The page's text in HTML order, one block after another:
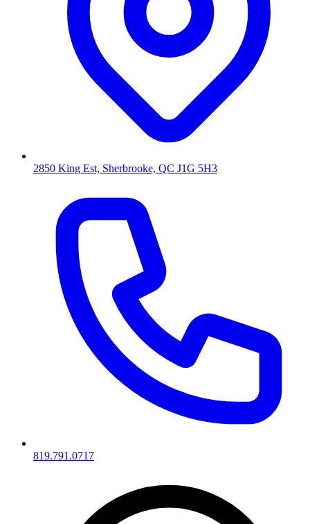
2850 King Est, Sherbrooke, QC J1G 5H3
819.791.0717